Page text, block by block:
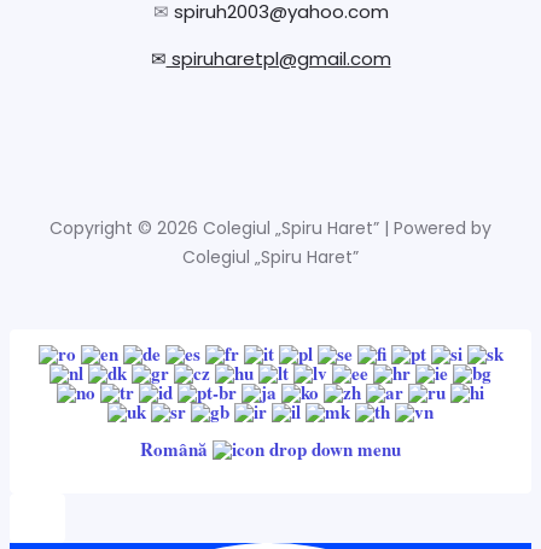
✉ spiruh2003@yahoo.com
✉ spiruharetpl@gmail.com
Copyright © 2026 Colegiul „Spiru Haret” | Powered by
Colegiul „Spiru Haret”
Română